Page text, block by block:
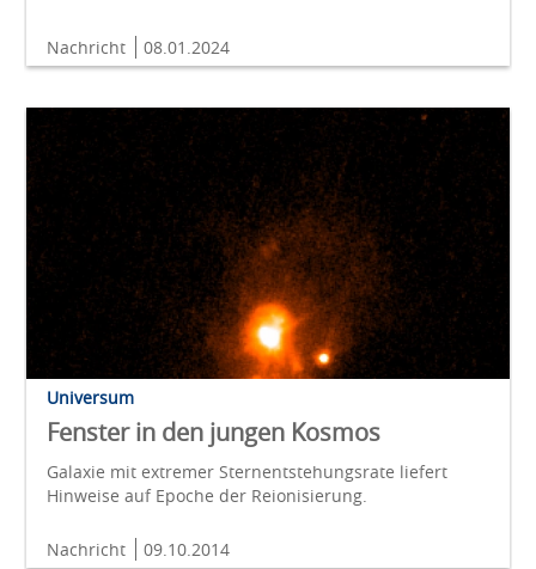
Nachricht 08.01.2024
Universum
Fenster in den jungen Kosmos
Galaxie mit extremer Sternentstehungsrate liefert
Hinweise auf Epoche der Reionisierung.
Nachricht 09.10.2014